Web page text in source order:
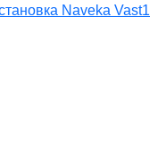
Naveka Vast1